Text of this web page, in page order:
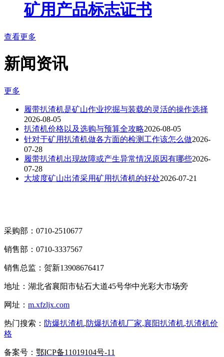
矿用产品标志证书
查看更多
新闻资讯
更多
履带扒渣机是矿山作业挖掘与装载的灵活的操作选择
2026-08-05
扒渣机价格以及选购与预算全攻略2026-08-05
针对于矿用扒渣机做各方面的检测工作该怎么做2026-
07-28
履带扒渣机出现故障或产生异常情况原因有哪些2026-
07-28
大坡度矿山出渣采用矿用扒渣机的好处2026-07-21
采购部：0710-2510677
销售部：0710-3337567
销售总监：贺新13908676417
地址：湖北省襄阳市钻石大道45号华中光彩大市场旁
网址： m.xfzljx.com
热门搜索： 防爆扒渣机,防爆扒渣机厂家,襄阳扒渣机,扒渣机价
格
备案号： 鄂ICP备11019104号-11